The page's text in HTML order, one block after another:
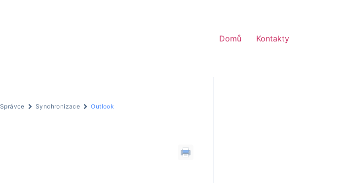
Domů Kontakty
Správce Synchronizace Outlook